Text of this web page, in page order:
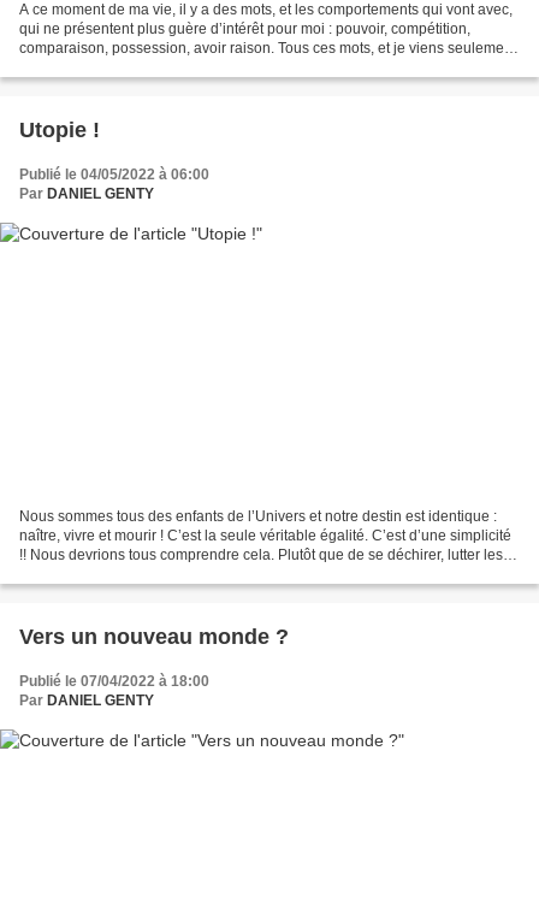
A ce moment de ma vie, il y a des mots, et les comportements qui vont avec,
qui ne présentent plus guère d’intérêt pour moi : pouvoir, compétition,
comparaison, possession, avoir raison. Tous ces mots, et je viens seulement
Utopie !
Publié le 04/05/2022 à 06:00
Par DANIEL GENTY
Nous sommes tous des enfants de l’Univers et notre destin est identique :
naître, vivre et mourir ! C’est la seule véritable égalité. C’est d’une simplicité
!! Nous devrions tous comprendre cela. Plutôt que de se déchirer, lutter les
Vers un nouveau monde ?
Publié le 07/04/2022 à 18:00
Par DANIEL GENTY